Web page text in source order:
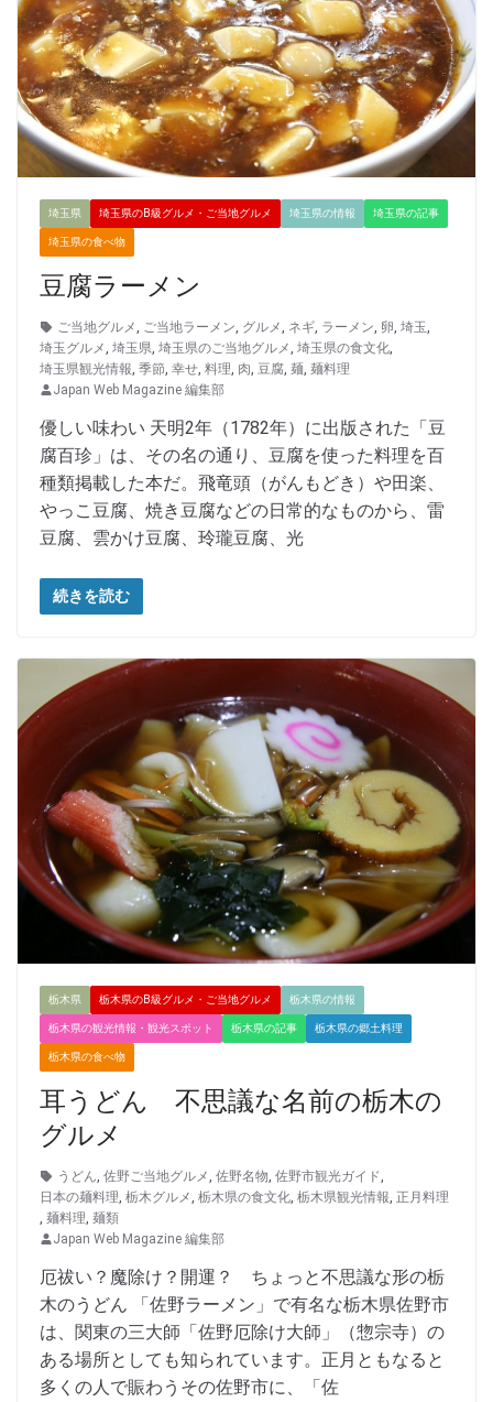
埼玉県 埼玉県のB級グルメ・ご当地グルメ 埼玉県の情報 埼玉県の記事
埼玉県の食べ物
豆腐ラーメン
ご当地グルメ, ご当地ラーメン, グルメ, ネギ, ラーメン, 卵, 埼玉,
埼玉グルメ, 埼玉県, 埼玉県のご当地グルメ, 埼玉県の食文化,
埼玉県観光情報, 季節, 幸せ, 料理, 肉, 豆腐, 麺, 麺料理
Japan Web Magazine 編集部
優しい味わい 天明2年（1782年）に出版された「豆
腐百珍」は、その名の通り、豆腐を使った料理を百
種類掲載した本だ。飛竜頭（がんもどき）や田楽、
やっこ豆腐、焼き豆腐などの日常的なものから、雷
豆腐、雲かけ豆腐、玲瓏豆腐、光
続きを読む
栃木県 栃木県のB級グルメ・ご当地グルメ 栃木県の情報
栃木県の観光情報・観光スポット 栃木県の記事 栃木県の郷土料理
栃木県の食べ物
耳うどん 不思議な名前の栃木の
グルメ
うどん 佐野ご当地グルメ 佐野名物 佐野市観光ガイド
日本の麺料理 栃木グルメ 栃木県の食文化 栃木県観光情報 正月料理
麺料理 麺類
Japan Web Magazine 編集部
厄祓い？魔除け？開運？ ちょっと不思議な形の栃
木のうどん 「佐野ラーメン」で有名な栃木県佐野市
は、関東の三大師「佐野厄除け大師」（惣宗寺）の
ある場所としても知られています。正月ともなると
多くの人で賑わうその佐野市に、「佐